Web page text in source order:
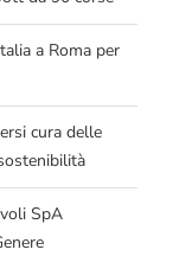
a Roma per
cura delle
SpA